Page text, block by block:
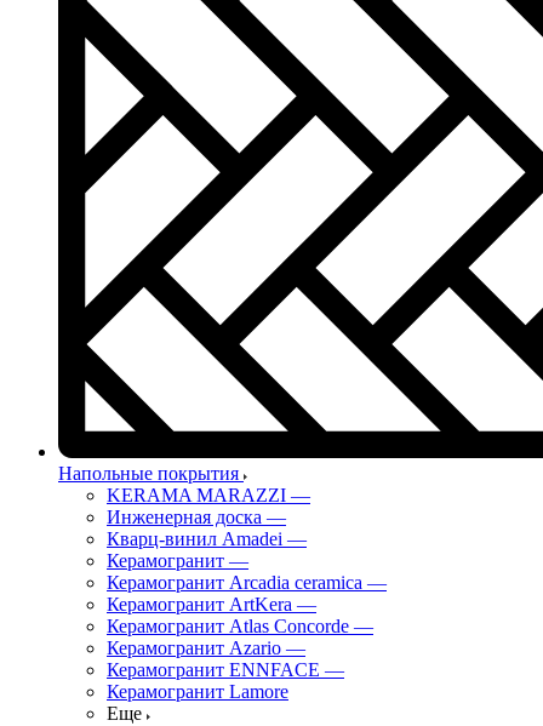
Напольные покрытия
KERAMA MARAZZI —
Инженерная доска —
Кварц-винил Amadei —
Керамогранит —
Керамогранит Arcadia ceramica —
Керамогранит ArtKera —
Керамогранит Atlas Concorde —
Керамогранит Azario —
Керамогранит ENNFACE —
Керамогранит Lamore
Еще